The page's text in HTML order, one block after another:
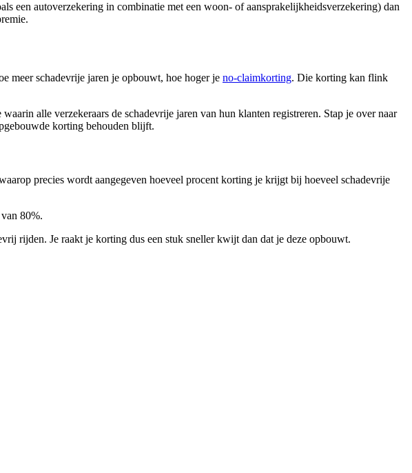
een autoverzekering in combinatie met een woon- of aansprakelijkheids­verzekering) dan
meer schadevrije jaren je opbouwt, hoe hoger je no-claimkorting. Die korting kan flink
alle verzekeraars de schadevrije jaren van hun klanten registreren. Stap je over naar
korting behouden blijft.
precies wordt aangegeven hoeveel procent korting je krijgt bij hoeveel schadevrije
80%.
rijden. Je raakt je korting dus een stuk sneller kwijt dan dat je deze opbouwt.